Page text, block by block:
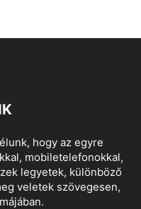
hogy az egyre
mobiletelefonokkal,
legyetek, különböző
veletek szövegesen,